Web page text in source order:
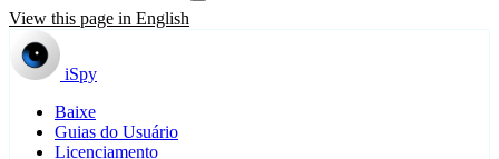
View this page in English
iSpy
Baixe
Guias do Usuário
Licenciamento